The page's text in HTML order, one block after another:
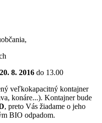
20. 8. 2016 do 13.00
veľkokapacitný kontajner
konáre...). Kontajner bude
, preto Vás žiadame o jeho
BIO odpadom.